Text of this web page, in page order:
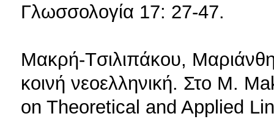
Γλωσσολογία 17: 27-47.
Mακρή-Tσιλιπάκου,
κοινή νεοελληνική. Στο M.
on Theoretical and Applied